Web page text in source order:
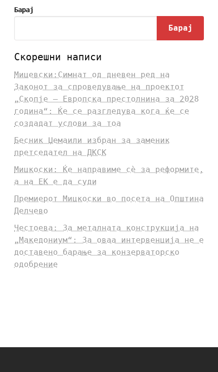
Барај
Барај
Скорешни написи
Мицевски:Симнат од дневен ред на
Законот за спроведување на проектот
„Скопје – Европска престолнина за 2028
година“: Ќе се разгледува кога ќе се
создадат услови за тоа
Бесник Џемаили избран за заменик
претседател на ДКСК
Мицкоски: Ќе направиме сè за реформите,
а на ЕК е да суди
Премиерот Мицкоски во посета на Општина
Делчево
Честоева: За металната конструкција на
„Македониум“: За оваа интервенција не е
доставено барање за конзерваторско
одобрение